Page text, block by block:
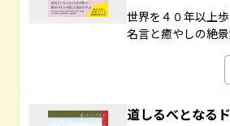
世界を４０年以上
名言と癒やしの絶
道しるべとなる